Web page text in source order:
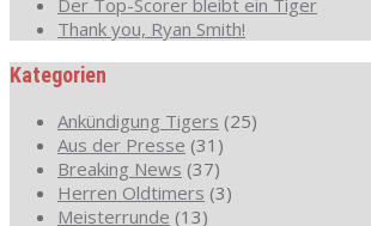
Thank you, Ryan Smith!
Kategorien
Ankündigung Tigers (25)
Aus der Presse (31)
Breaking News (37)
Herren Oldtimers (3)
Meisterrunde (13)